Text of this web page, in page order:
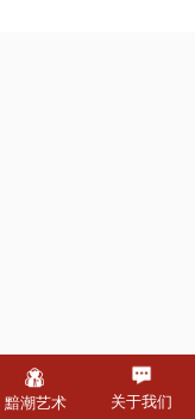
黯潮艺术 关于我们